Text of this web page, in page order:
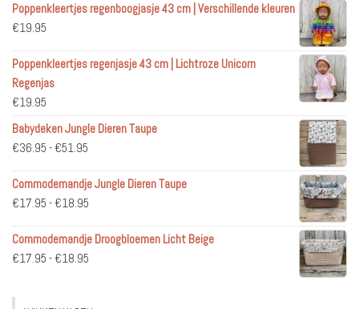
Poppenkleertjes regenboogjasje 43 cm | Verschillende kleuren
€19.95
Poppenkleertjes regenjasje 43 cm | Lichtroze Unicorn
Regenjas
€19.95
Babydeken Jungle Dieren Taupe
€36.95 - €51.95
tot
€51.95
Commodemandje Jungle Dieren Taupe
€17.95 - €18.95
tot
Commodemandje Droogbloemen Licht Beige
€17.95 - €18.95